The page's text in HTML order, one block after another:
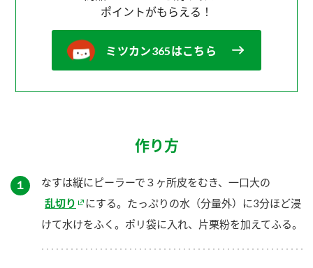
ポイントがもらえる！
ミツカン365はこちら
作り方
１
なすは縦にピーラーで３ヶ所皮をむき、一口大の
乱切り
にする。たっぷりの水（分量外）に3分ほど浸
けて水けをふく。ポリ袋に入れ、片栗粉を加えてふる。